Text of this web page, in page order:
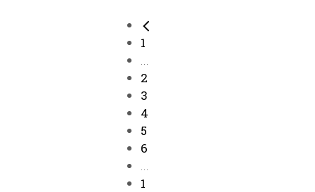
1
...
2
3
4
5
6
...
1